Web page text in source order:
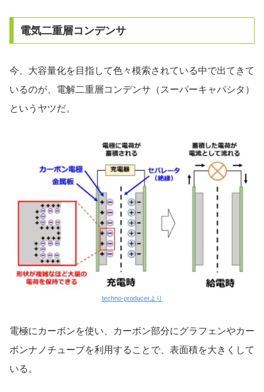
電気二重層コンデンサ
今、大容量化を目指して色々模索されている中で出てきて
いるのが、電解二重層コンデンサ（スーパーキャパシタ）
というヤツだ。
techno-producerより
電極にカーボンを使い、カーボン部分にグラフェンやカー
ボンナノチューブを利用することで、表面積を大きくして
いる。